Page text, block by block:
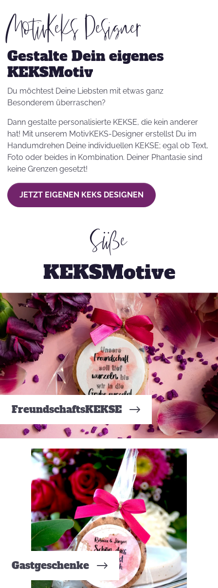
MotivKeks Designer
Gestalte Dein eigenes
KEKSMotiv
Du möchtest Deine Liebsten mit etwas ganz
Besonderem überraschen?
Dann gestalte personalisierte KEKSE, die kein anderer
hat! Mit unserem MotivKEKS-Designer erstellst Du im
Handumdrehen Deine individuellen KEKSE; egal ob Text,
Foto oder beides in Kombination. Deiner Phantasie sind
keine Grenzen gesetzt!
JETZT EIGENEN KEKS DESIGNEN
Süße
KEKSMotive
FreundschaftsKEKSE
Gastgeschenke